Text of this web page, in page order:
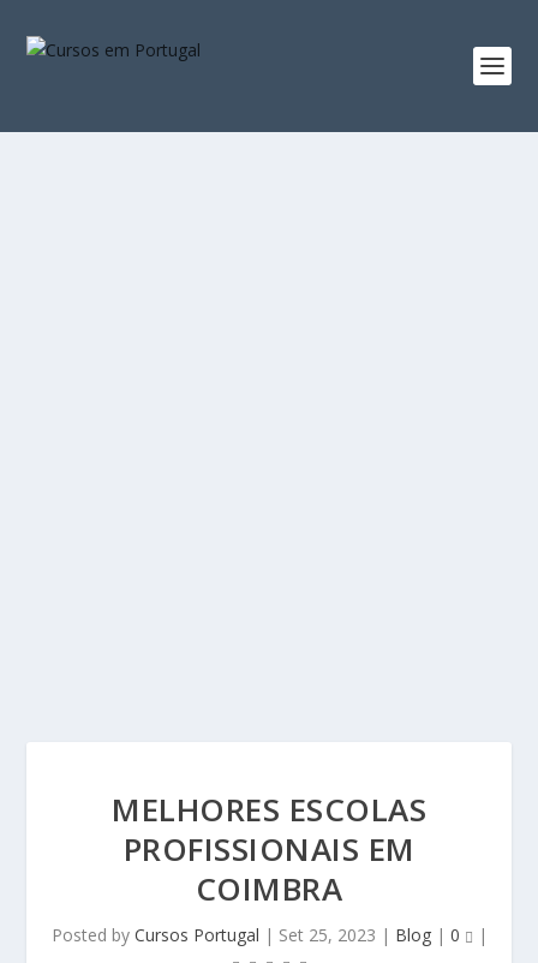
MELHORES ESCOLAS
PROFISSIONAIS EM
COIMBRA
Posted by Cursos Portugal | Set 25, 2023 | Blog| 0 |